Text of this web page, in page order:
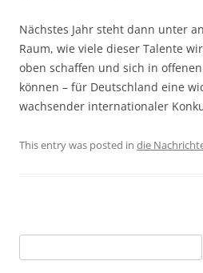
Nächstes Jahr steht dann unter
Raum, wie viele dieser Talente
oben schaffen und sich in
können – für Deutschland eine
wachsender internationaler
This entry was posted in die
for: